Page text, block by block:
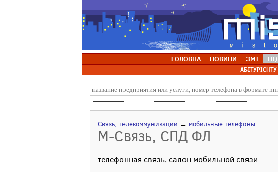
ГОЛОВНА НОВИНИ ЗМІ
АБІТУРІЄНТУ
Связь, телекоммуникации → мобильные телефоны
М-Связь, СПД ФЛ
телефонная связь, салон мобильной связи